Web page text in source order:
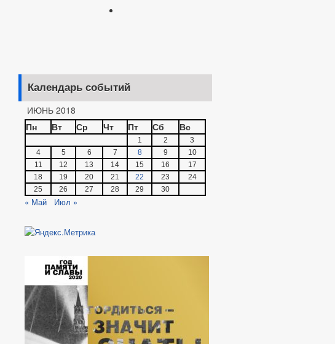
Календарь событий
ИЮНЬ 2018
Пн
Вт Ср Чт Пт Сб Вс
1 2
3
4
5 6 7 8 9
10
11
12 13 14 15 16
17
18
19 20 21 22 23
24
25
26 27 28 29 30
« Май Июл »